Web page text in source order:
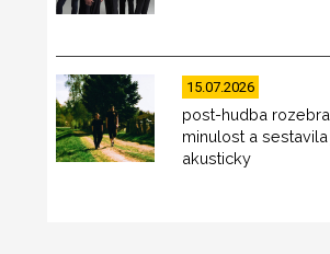
15.07.2026
post-hudba
minulost a sestavila
akusticky